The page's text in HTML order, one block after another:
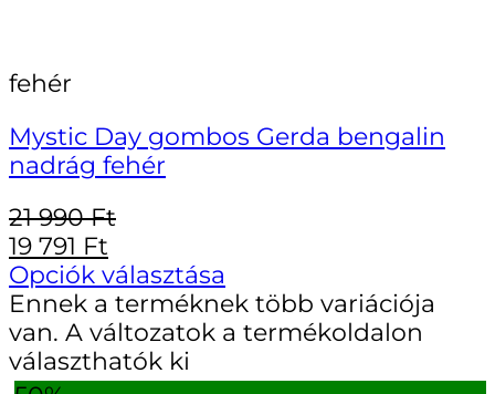
fehér
Mystic Day gombos Gerda bengalin
nadrág fehér
21 990Ft
19 791 Ft
Opciók választása
Ennek a terméknek több variációja
van. A változatok a termékoldalon
választhatók ki